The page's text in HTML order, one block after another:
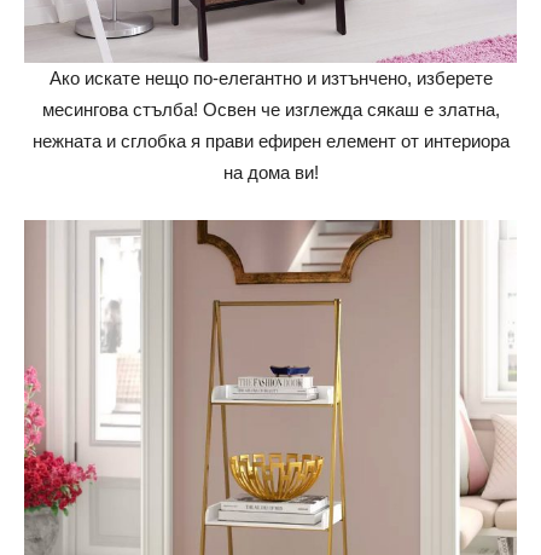
Ако искате нещо по-елегантно и изтънчено, изберете
месингова стълба! Освен че изглежда сякаш е златна,
нежната и сглобка я прави ефирен елемент от интериора
на дома ви!